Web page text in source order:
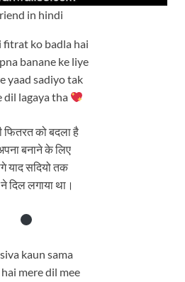
in hindi
fitrat ko badla hai
banane ke liye
yaad sadiyo tak
dil lagaya tha
को बदला है
बनाने के लिए
याद सदियो तक
दिल लगाया था।
kaun sama
mere dil mee